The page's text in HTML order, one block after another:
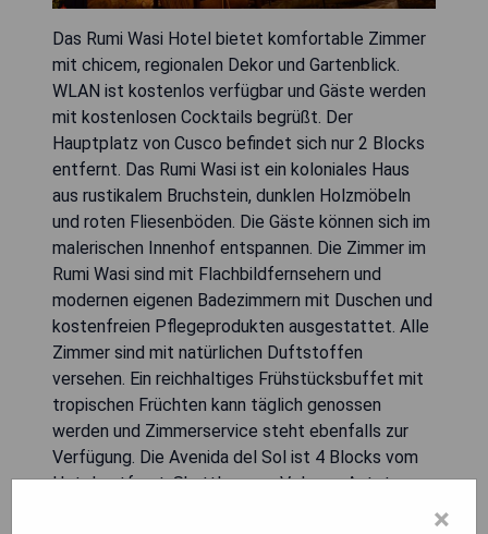
Das Rumi Wasi Hotel bietet komfortable Zimmer
mit chicem, regionalen Dekor und Gartenblick.
WLAN ist kostenlos verfügbar und Gäste werden
mit kostenlosen Cocktails begrüßt. Der
Hauptplatz von Cusco befindet sich nur 2 Blocks
entfernt. Das Rumi Wasi ist ein koloniales Haus
aus rustikalem Bruchstein, dunklen Holzmöbeln
und roten Fliesenböden. Die Gäste können sich im
malerischen Innenhof entspannen. Die Zimmer im
Rumi Wasi sind mit Flachbildfernsehern und
modernen eigenen Badezimmern mit Duschen und
kostenfreien Pflegeprodukten ausgestattet. Alle
Zimmer sind mit natürlichen Duftstoffen
versehen. Ein reichhaltiges Frühstücksbuffet mit
tropischen Früchten kann täglich genossen
werden und Zimmerservice steht ebenfalls zur
Verfügung. Die Avenida del Sol ist 4 Blocks vom
Hotel entfernt. Shuttles zum Velazco Astete
×